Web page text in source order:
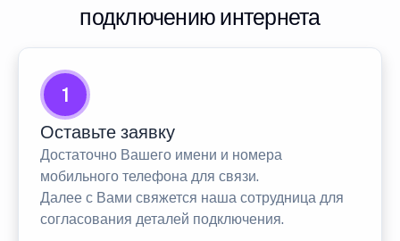
подключению интернета
1
Оставьте заявку
Достаточно Вашего имени и номера
мобильного телефона для связи.
Далее с Вами свяжется наша сотрудница для
согласования деталей подключения.